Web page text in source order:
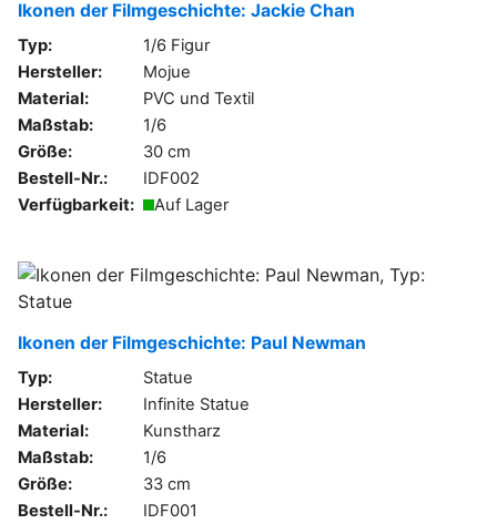
Ikonen der Filmgeschichte: Jackie Chan
Typ:
1/6 Figur
Hersteller:
Mojue
Material:
PVC und Textil
Maßstab:
1/6
Größe:
30 cm
Bestell-Nr.:
IDF002
Verfügbarkeit:
Auf Lager
Ikonen der Filmgeschichte: Paul Newman
Typ:
Statue
Hersteller:
Infinite Statue
Material:
Kunstharz
Maßstab:
1/6
Größe:
33 cm
Bestell-Nr.:
IDF001